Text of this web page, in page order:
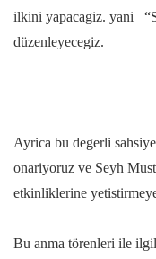
ilkini yapacagiz. yani
düzenleyecegiz.
Ayrica bu degerli
onariyoruz ve Seyh
etkinliklerine
Bu anma törenleri ile